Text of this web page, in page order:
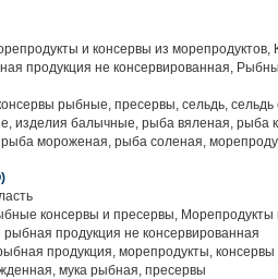
и консервы из морепродуктов,
продукция не консервированная,
рыбные, пресервы, сельдь, сельдь
изделия балычные, рыба вяленая, рыба
мороженая, рыба соленая,
консервы и пресервы, Морепродукты
продукция не консервированная
продукция, морепродукты,
мука рыбная, пресервы